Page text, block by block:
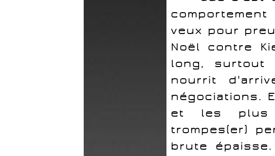
veux pour
Noël contre
long, surtout
nourrit
négociations.
et les plus
trompes(er)
brute